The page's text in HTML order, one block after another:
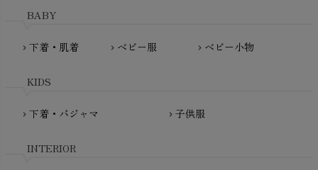
PeopleTree（ピープルツリー）
PRISTINE（プリスティン）
fromF（フロムエフ）
MATONA（マトナ）
mini rodini（ミニロディーニ）
My Little Cozmo（マイリトルコズモ）
BABY
chevron_right 下着・肌着 chevron_right ベビー服 chevron_right ベビー小物
KIDS
chevron_right 下着・パジャマ chevron_right 子供服
INTERIOR